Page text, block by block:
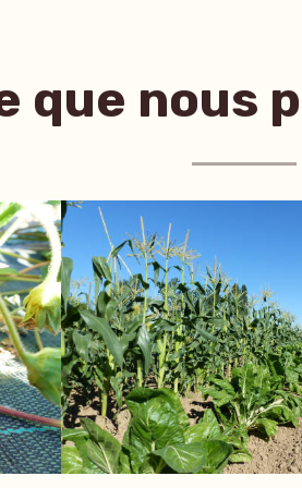
que nous